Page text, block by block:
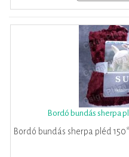
Bordó bundás sherpa
Bordó bundás sherpa pléd